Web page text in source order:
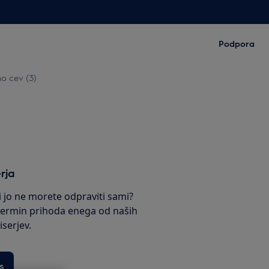
Podpora
cev (3)
jo ne morete odpraviti sami?
prihoda enega od naših